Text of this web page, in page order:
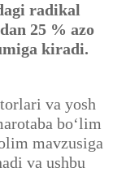
radikal
25 % azo
kiradi.
va yosh
bo‘lim
mavzusiga
va ushbu